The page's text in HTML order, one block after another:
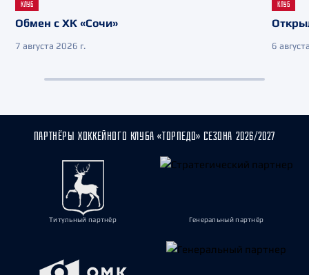
КЛУБ
Обмен с ХК «Сочи»
7 августа 2026 г.
КЛУБ
6
ПАРТНЁРЫ ХОККЕЙНОГО КЛУБА «ТОРПЕДО» СЕЗОНА 2026/2027
Титульный партнёр Генеральный партнёр